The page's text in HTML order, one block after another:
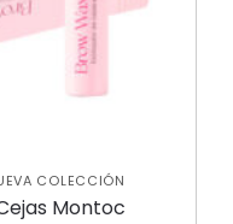
COLECCIÓN
Montoc